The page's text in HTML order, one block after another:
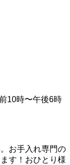
10時〜午後6時
お手入れ専門の
す！おひとり様